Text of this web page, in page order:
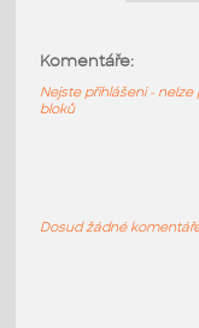
Komentáře:
Nejste přihlášeni -
bloků
Dosud žádné